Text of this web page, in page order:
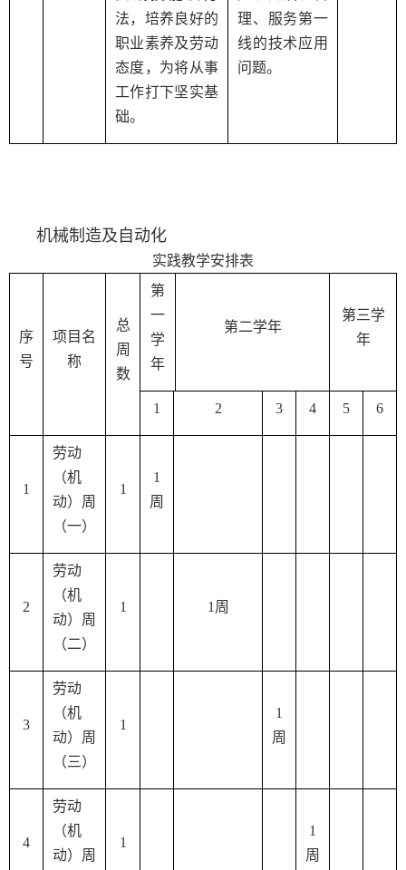
法，培养良好的
职业素养及劳动
态度，为将从事
工作打下坚实基
础。
理、服务第一
线的技术应用
问题。
机械制造及自动化
实践教学安排表
序
号
项目名
称
总
周
数
第
一
学
年
第二学年
第三学
年
1 2 3 4 5 6
1
劳动
（机
动）周
（一）
1
1
周
2
劳动
（机
动）周
（二）
1 1 周
3
劳动
（机
动）周
（三）
1
1
周
4
劳动
（机
动）周
1
1
周